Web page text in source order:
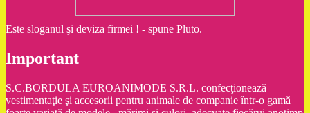
Este sloganul şi deviza firmei ! - spune Pluto.
Important
S.C.BORDULA EUROANIMODE S.R.L. confecţionează
vestimentaţie şi accesorii pentru animale de companie într-o gamă